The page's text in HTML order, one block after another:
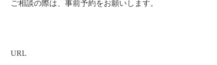
ご相談の際は、事前予約をお願いします。
URL